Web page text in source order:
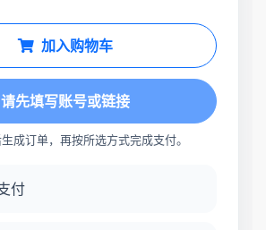
加入购物车
请先填写账号或链接
成订单，再按所选方式完成支付。
付